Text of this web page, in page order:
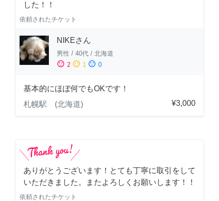
した！！
依頼されたチケット
NIKEさん
男性 / 40代 / 北海道
sentiment_satisfied 2 sentiment_neutral 1 sentiment_dissatisfied 0
基本的にほぼ何でもOKです！
札幌駅 (北海道)
¥3,000
ありがとうございます！とても丁寧に取引をして
いただきました。またよろしくお願いします！！
依頼されたチケット